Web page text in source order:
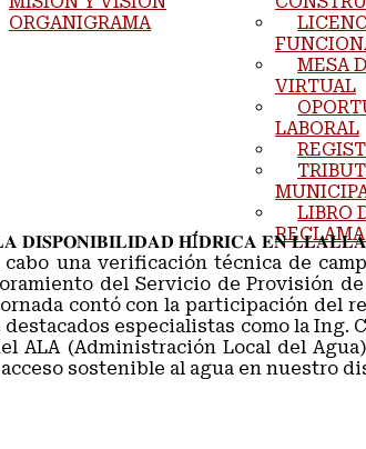
ORGANIGRAMA
MESA
VIRTUAL
LABORAL
LIBRO
𝐇Í𝐃𝐑𝐈𝐂𝐀 𝐄𝐍
una verificación técnica de
del Servicio de Provisión
contó con la participación del
especialistas como la Ing.
ALA (Administración Local del
sostenible al agua en nuestro